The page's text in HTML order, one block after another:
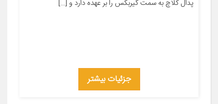
پدال کلاچ به سمت گیربکس را بر عهده دارد و […]
جزئیات بیشتر